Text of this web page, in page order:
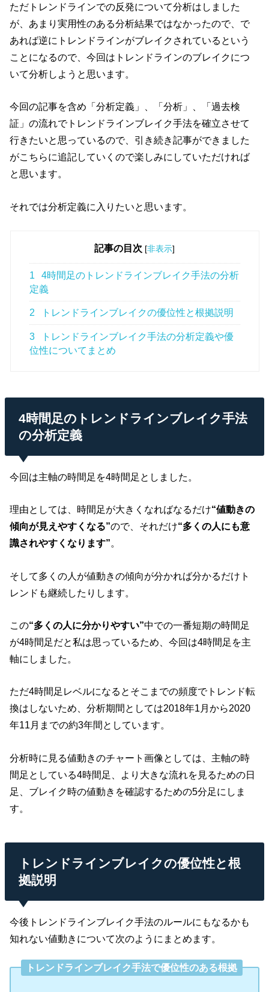
ただトレンドラインでの反発について分析はしました
が、あまり実用性のある分析結果ではなかったので、で
あれば逆にトレンドラインがブレイクされているという
ことになるので、今回はトレンドラインのブレイクにつ
いて分析しようと思います。
今回の記事を含め「分析定義」、「分析」、「過去検
証」の流れでトレンドラインブレイク手法を確立させて
行きたいと思っているので、引き続き記事ができました
がこちらに追記していくので楽しみにしていただければ
と思います。
それでは分析定義に入りたいと思います。
記事の目次 [非表示]
1
4時間足のトレンドラインブレイク手法の分析
定義
2 トレンドラインブレイクの優位性と根拠説明
3
トレンドラインブレイク手法の分析定義や優
位性についてまとめ
4時間足のトレンドラインブレイク手法
の分析定義
今回は主軸の時間足を4時間足としました。
理由としては、時間足が大きくなればなるだけ“値動きの
傾向が見えやすくなる”ので、それだけ“多くの人にも意
識されやすくなります”。
そして多くの人が値動きの傾向が分かれば分かるだけト
レンドも継続したりします。
この“多くの人に分かりやすい”中での一番短期の時間足
が4時間足だと私は思っているため、今回は4時間足を主
軸にしました。
ただ4時間足レベルになるとそこまでの頻度でトレンド転
換はしないため、分析期間としては2018年1月から2020
年11月までの約3年間としています。
分析時に見る値動きのチャート画像としては、主軸の時
間足としている4時間足、より大きな流れを見るための日
足、ブレイク時の値動きを確認するための5分足にしま
す。
トレンドラインブレイクの優位性と根
拠説明
今後トレンドラインブレイク手法のルールにもなるかも
知れない値動きについて次のようにまとめます。
トレンドラインブレイク手法で優位性のある根拠